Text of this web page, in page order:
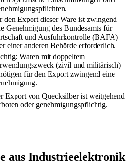
den Export dieser Ware ist zwingend
Genehmigung des Bundesamts für
und Ausfuhrkontrolle (BAFA)
einer anderen Behörde erforderlich.
Waren mit doppeltem
(zivil und militärisch)
für den Export zwingend eine
Export von Quecksilber ist weitgehend
oder genehmigungspflichtig.
aus Industrieelektronik